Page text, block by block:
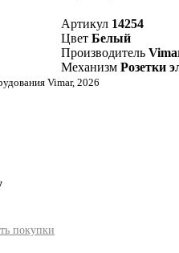
Артикул 14254
Цвет Белый
Производитель
Механизм Розетки
Vimar, 2026
покупки